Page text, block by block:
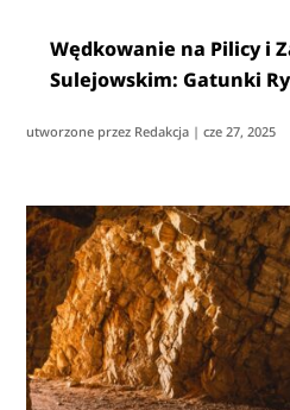
Wędkowanie na Pilicy i
Sulejowskim: Gatunki
utworzone przez Redakcja |cze 27, 2025